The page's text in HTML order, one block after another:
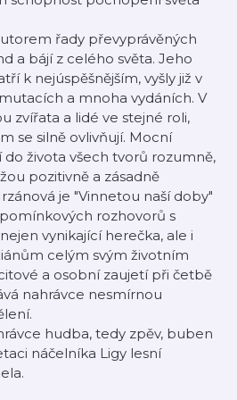
řady převyprávěných
a bájí z celého světa. Jeho
k nejúspěšnějším, vyšly již v
a mnoha vydáních. V
zvířata a lidé ve stejné roli,
se silně ovlivňují. Mocní
do života všech tvorů rozumně,
pozitivně a zásadně
je "Vinnetou naší doby"
rozhovorů s
vynikající herečka, ale i
celým svým životním
a osobní zaujetí při četbě
nahrávce nesmírnou
hudba, tedy zpěv, buben
náčelníka Ligy lesní